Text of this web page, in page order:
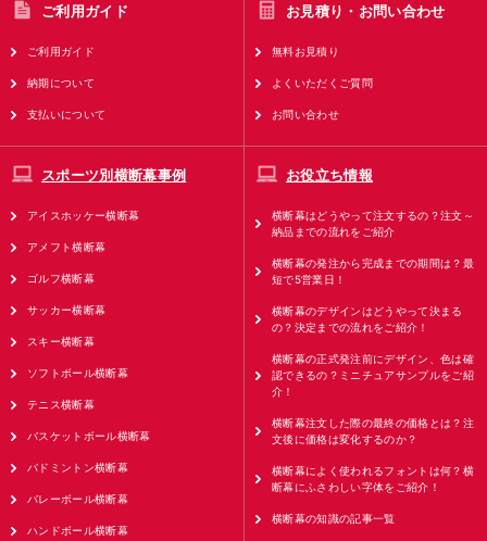
ご利用ガイド
ご利用ガイド
納期について
支払いについて
お見積り・お問い合わせ
無料お見積り
よくいただくご質問
お問い合わせ
スポーツ別横断幕事例
アイスホッケー横断幕
アメフト横断幕
ゴルフ横断幕
サッカー横断幕
スキー横断幕
ソフトボール横断幕
テニス横断幕
バスケットボール横断幕
バドミントン横断幕
バレーボール横断幕
ハンドボール横断幕
お役立ち情報
横断幕はどうやって注文するの？注文～
納品までの流れをご紹介
横断幕の発注から完成までの期間は？最
短で5営業日！
横断幕のデザインはどうやって決まる
の？決定までの流れをご紹介！
横断幕の正式発注前にデザイン、色は確
認できるの？ミニチュアサンプルをご紹
介！
横断幕注文した際の最終の価格とは？注
文後に価格は変化するのか？
横断幕によく使われるフォントは何？横
断幕にふさわしい字体をご紹介！
横断幕の知識の記事一覧